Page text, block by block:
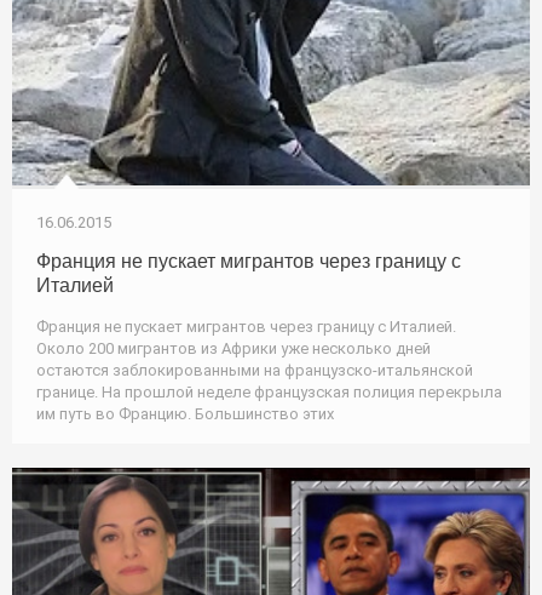
16.06.2015
Франция не пускает мигрантов через границу с
Италией
Франция не пускает мигрантов через границу с Италией.
Около 200 мигрантов из Африки уже несколько дней
остаются заблокированными на французско-итальянской
границе. На прошлой неделе французская полиция перекрыла
им путь во Францию. Большинство этих